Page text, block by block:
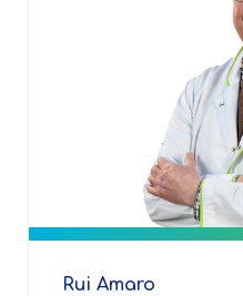
Rui Amaro